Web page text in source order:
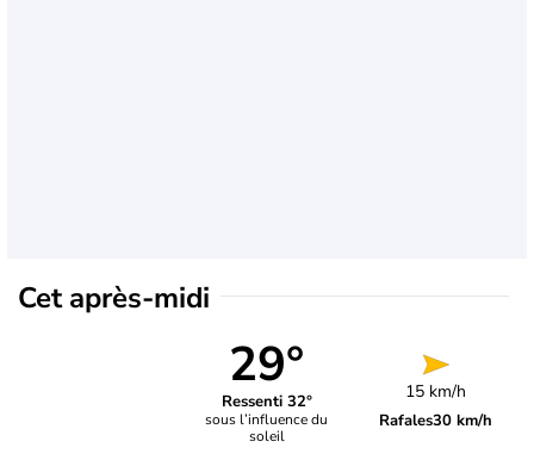
Cet après-midi
29°
Ressenti 32°
sous l’influence du
soleil
15 km/h
Rafales30 km/h